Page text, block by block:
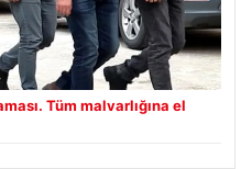
Tüm malvarlığına el